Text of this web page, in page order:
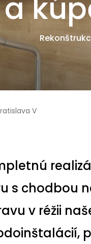
V
s chodbou
v réžii